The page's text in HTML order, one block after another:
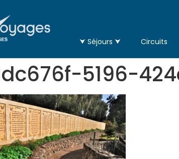
⮟ Séjours ⮟ Circuits
5196-